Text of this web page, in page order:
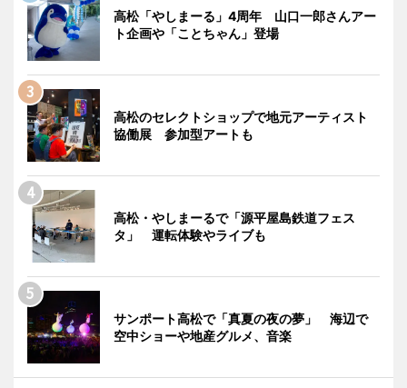
高松「やしまーる」4周年 山口一郎さんアー
ト企画や「ことちゃん」登場
高松のセレクトショップで地元アーティスト
協働展 参加型アートも
高松・やしまーるで「源平屋島鉄道フェス
タ」 運転体験やライブも
サンポート高松で「真夏の夜の夢」 海辺で
空中ショーや地産グルメ、音楽